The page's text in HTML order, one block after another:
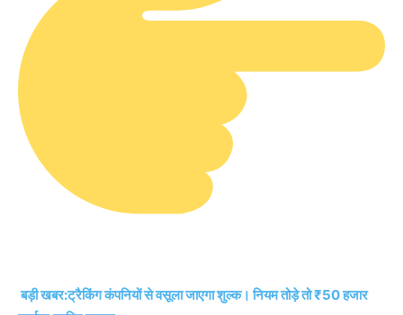
बड़ी खबर:ट्रैकिंग कंपनियों से वसूला जाएगा शुल्क। नियम तोड़े तो ₹50 हजार